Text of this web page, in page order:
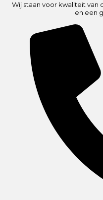
Wij staan voor kwaliteit
en een